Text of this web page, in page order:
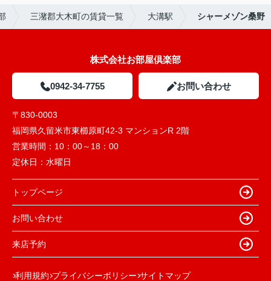
三潴郡大木町の賃貸一覧 大溝駅 シャーメゾン桑野
株式会社お部屋倶楽部
0942-34-7755 お問い合わせ
〒830-0003
福岡県久留米市東櫛原町42-3 マンションR 2階
営業時間： 10：00～18：00
定休日： 水曜日
トップページ
お問い合わせ
来店予約
利用規約 プライバシーポリシー サイトマップ